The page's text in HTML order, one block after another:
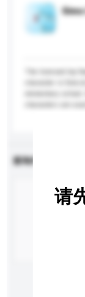
The licensed toy
查询内容
请